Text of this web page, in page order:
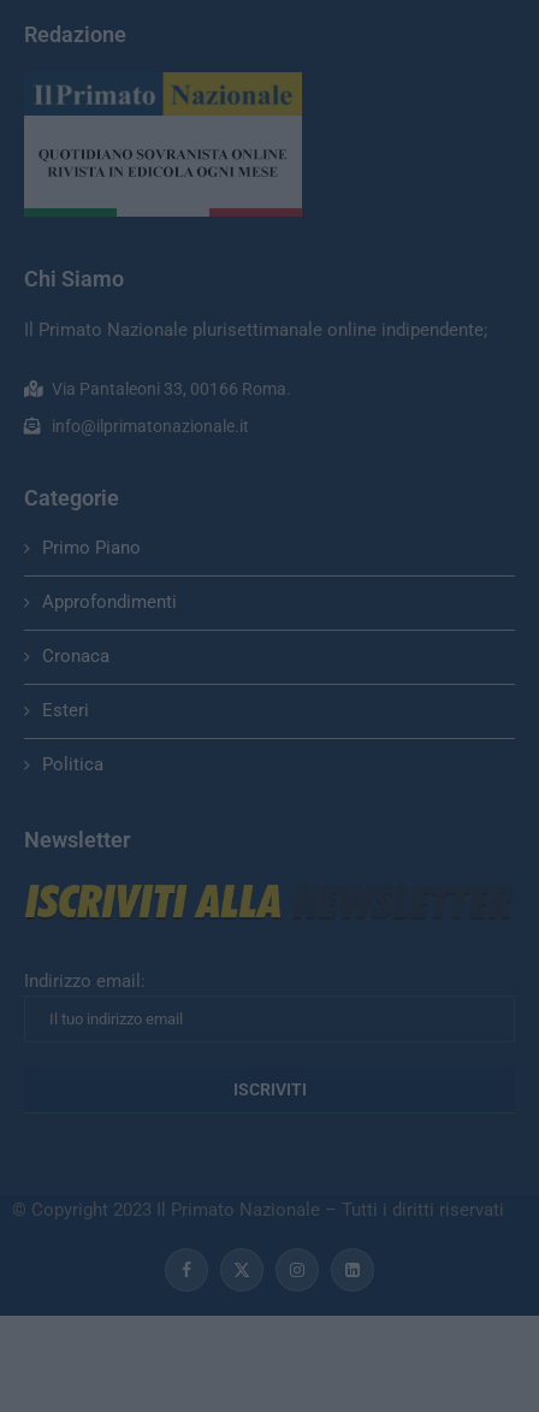
Redazione
Chi Siamo
Il Primato Nazionale plurisettimanale online indipendente;
Via Pantaleoni 33, 00166 Roma.
info@ilprimatonazionale.it
Categorie
Primo Piano
Approfondimenti
Cronaca
Esteri
Politica
Newsletter
Indirizzo email:
© Copyright 2023 Il Primato Nazionale – Tutti i diritti riservati